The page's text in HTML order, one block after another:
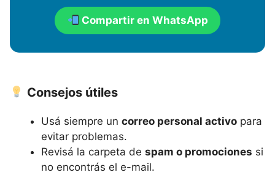
Compartir en WhatsApp
Consejos útiles
Usá siempre un correo personal activo para
evitar problemas.
Revisá la carpeta de spam o promociones si
no encontrás el e-mail.